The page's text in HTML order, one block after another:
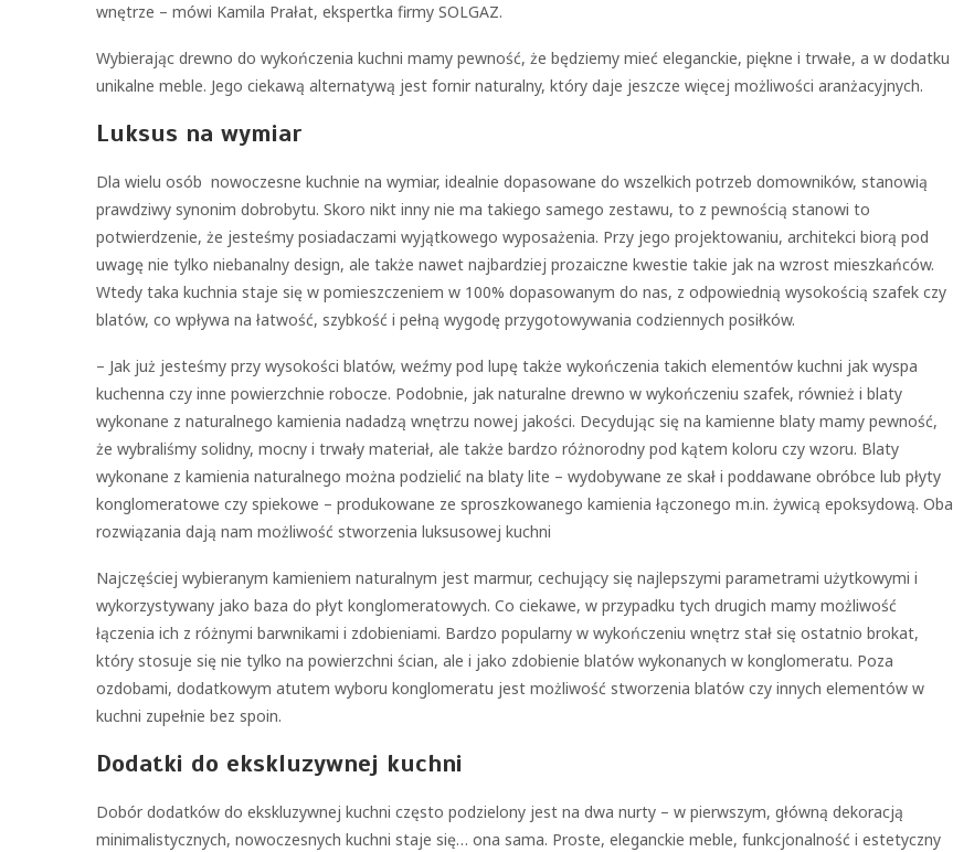
wnętrze – mówi Kamila Prałat, ekspertka firmy SOLGAZ.
Wybierając drewno do wykończenia kuchni mamy pewność, że będziemy mieć eleganckie, piękne i trwałe, a w dodatku
unikalne meble. Jego ciekawą alternatywą jest fornir naturalny, który daje jeszcze więcej możliwości aranżacyjnych.
Luksus na wymiar
Dla wielu osób nowoczesne kuchnie na wymiar, idealnie dopasowane do wszelkich potrzeb domowników, stanowią
prawdziwy synonim dobrobytu. Skoro nikt inny nie ma takiego samego zestawu, to z pewnością stanowi to
potwierdzenie, że jesteśmy posiadaczami wyjątkowego wyposażenia. Przy jego projektowaniu, architekci biorą pod
uwagę nie tylko niebanalny design, ale także nawet najbardziej prozaiczne kwestie takie jak na wzrost mieszkańców.
Wtedy taka kuchnia staje się w pomieszczeniem w 100% dopasowanym do nas, z odpowiednią wysokością szafek czy
blatów, co wpływa na łatwość, szybkość i pełną wygodę przygotowywania codziennych posiłków.
– Jak już jesteśmy przy wysokości blatów, weźmy pod lupę także wykończenia takich elementów kuchni jak wyspa
kuchenna czy inne powierzchnie robocze. Podobnie, jak naturalne drewno w wykończeniu szafek, również i blaty
wykonane z naturalnego kamienia nadadzą wnętrzu nowej jakości. Decydując się na kamienne blaty mamy pewność,
że wybraliśmy solidny, mocny i trwały materiał, ale także bardzo różnorodny pod kątem koloru czy wzoru. Blaty
wykonane z kamienia naturalnego można podzielić na blaty lite – wydobywane ze skał i poddawane obróbce lub płyty
konglomeratowe czy spiekowe – produkowane ze sproszkowanego kamienia łączonego m.in. żywicą epoksydową. Oba
rozwiązania dają nam możliwość stworzenia luksusowej kuchni
Najczęściej wybieranym kamieniem naturalnym jest marmur, cechujący się najlepszymi parametrami użytkowymi i
wykorzystywany jako baza do płyt konglomeratowych. Co ciekawe, w przypadku tych drugich mamy możliwość
łączenia ich z różnymi barwnikami i zdobieniami. Bardzo popularny w wykończeniu wnętrz stał się ostatnio brokat,
który stosuje się nie tylko na powierzchni ścian, ale i jako zdobienie blatów wykonanych w konglomeratu. Poza
ozdobami, dodatkowym atutem wyboru konglomeratu jest możliwość stworzenia blatów czy innych elementów w
kuchni zupełnie bez spoin.
Dodatki do ekskluzywnej kuchni
Dobór dodatków do ekskluzywnej kuchni często podzielony jest na dwa nurty – w pierwszym, główną dekoracją
minimalistycznych, nowoczesnych kuchni staje się… ona sama. Proste, eleganckie meble, funkcjonalność i estetyczny